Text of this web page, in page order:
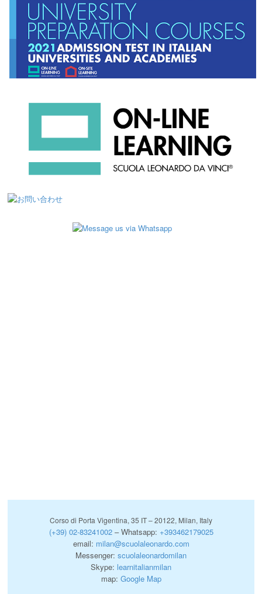
Corso di Porta Vigentina, 35 IT – 20122, Milan, Italy
(+39) 02-83241002– Whatsapp: +393462179025
email: milan@scuolaleonardo.com
Messenger: scuolaleonardomilan
Skype: learnitalianmilan
map: Google Map